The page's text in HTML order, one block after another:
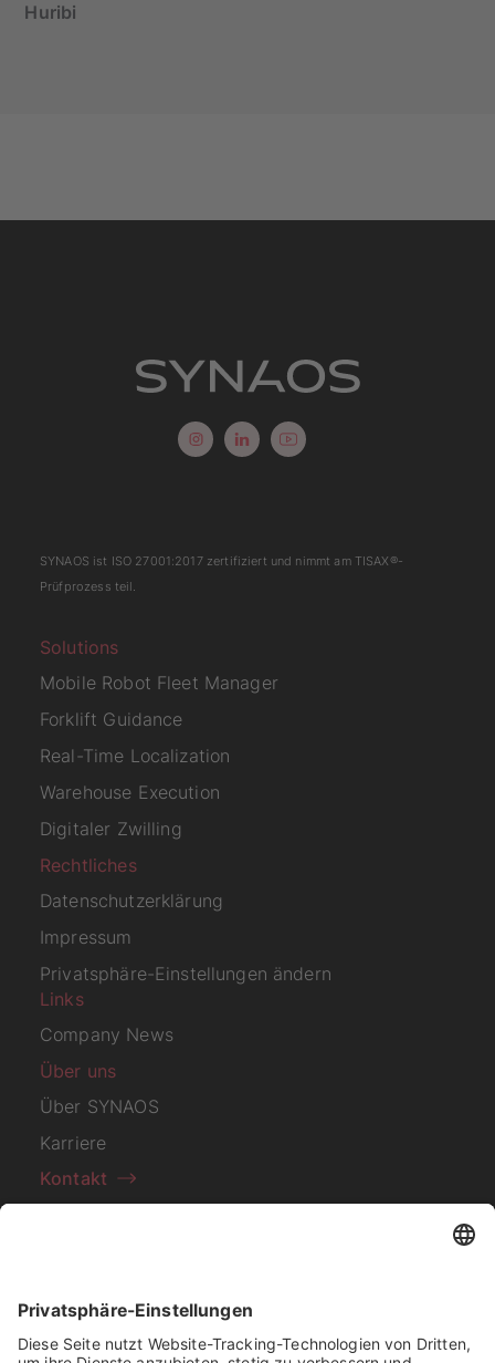
Huribi
Solutions
Mobile Robot Fleet Manager
Forklift Guidance
Real-Time Localization
Warehouse Execution
Digitaler Zwilling
Rechtliches
Datenschutzerklärung
Impressum
Privatsphäre-Einstellungen ändern
Links
Company News
Über uns
Über SYNAOS
Karriere
Kontakt
Abonnieren Sie unseren
Newsletter
SYNAOS ist ISO 27001:2017zertifiziert und nimmt am TISAX®-
Prüfprozess teil.